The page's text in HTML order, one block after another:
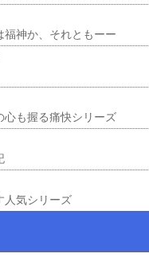
福神か、それともーー
心も握る痛快シリーズ
人気シリーズ